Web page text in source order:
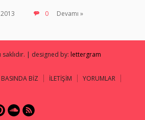
0 Devamı »
saklıdır. | designed by: lettergram
BASINDA BİZ İLETİŞİM
YORUMLAR